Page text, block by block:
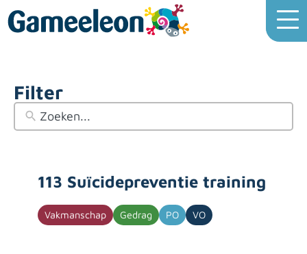
Filter
113 Suïcidepreventie training
Vakmanschap Gedrag PO VO